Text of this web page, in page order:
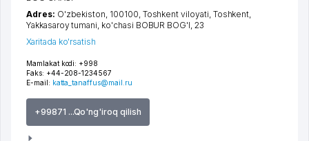
Mamlakat kodi: +998
Faks: +44-208-1234567
E-mail: katta_tanaffus@mail.ru
+99871 ...Qo'ng'iroq qilish
Adres: O'zbekiston, 100100, Toshkent viloyati, Toshkent,
Yakkasaroy tumani, ko'chasi BOBUR BOG'I, 23
Xaritada ko'rsatish